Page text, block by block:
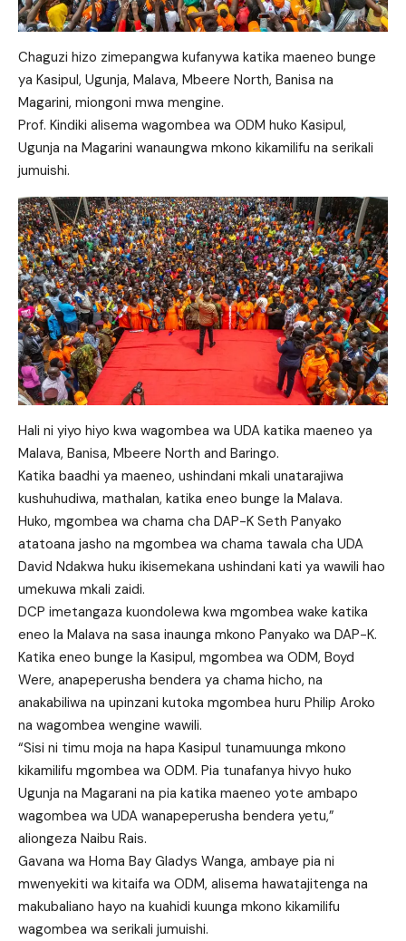
Chaguzi hizo zimepangwa kufanywa katika maeneo bunge
ya Kasipul, Ugunja, Malava, Mbeere North, Banisa na
Magarini, miongoni mwa mengine.
Prof. Kindiki alisema wagombea wa ODM huko Kasipul,
Ugunja na Magarini wanaungwa mkono kikamilifu na serikali
jumuishi.
Hali ni yiyo hiyo kwa wagombea wa UDA katika maeneo ya
Malava, Banisa, Mbeere North and Baringo.
Katika baadhi ya maeneo, ushindani mkali unatarajiwa
kushuhudiwa, mathalan, katika eneo bunge la Malava.
Huko, mgombea wa chama cha DAP-K Seth Panyako
atatoana jasho na mgombea wa chama tawala cha UDA
David Ndakwa huku ikisemekana ushindani kati ya wawili hao
umekuwa mkali zaidi.
DCP imetangaza kuondolewa kwa mgombea wake katika
eneo la Malava na sasa inaunga mkono Panyako wa DAP-K.
Katika eneo bunge la Kasipul, mgombea wa ODM, Boyd
Were, anapeperusha bendera ya chama hicho, na
anakabiliwa na upinzani kutoka mgombea huru Philip Aroko
na wagombea wengine wawili.
“Sisi ni timu moja na hapa Kasipul tunamuunga mkono
kikamilifu mgombea wa ODM. Pia tunafanya hivyo huko
Ugunja na Magarani na pia katika maeneo yote ambapo
wagombea wa UDA wanapeperusha bendera yetu,”
aliongeza Naibu Rais.
Gavana wa Homa Bay Gladys Wanga, ambaye pia ni
mwenyekiti wa kitaifa wa ODM, alisema hawatajitenga na
makubaliano hayo na kuahidi kuunga mkono kikamilifu
wagombea wa serikali jumuishi.